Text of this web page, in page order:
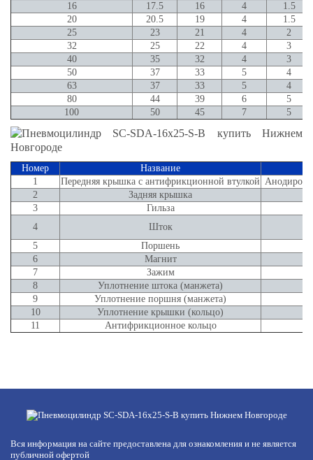
16
17.5 16 4
1.5
20
20.5 19 4
1.5
25
23 21 4
2
32
25 22 4
3
40
35 32 4
3
50
37 33 5
4
63
37 33 5
4
80
44 39 6
5
100
50 45 7 5
Номер
Название
1
Передняя крышка с антифрикционной втулкой
2
Задняя крышка
3
Гильза
4
Шток
5
Поршень
6
Магнит
7
Зажим
8
Уплотнение штока (манжета)
9
Уплотнение поршня (манжета)
10
Уплотнение крышки (кольцо)
11
Антифрикционное кольцо
Вся информация на сайте предоставлена для ознакомления и не является
публичной офертой